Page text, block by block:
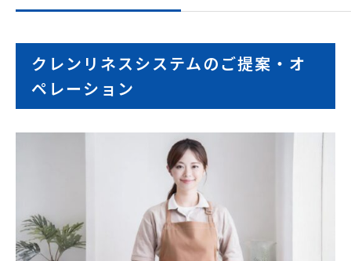
クレンリネスシステムのご提案・オ
ペレーション